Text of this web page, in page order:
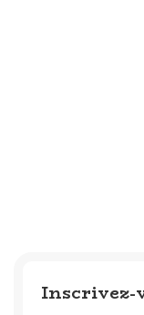
Inscrivez-